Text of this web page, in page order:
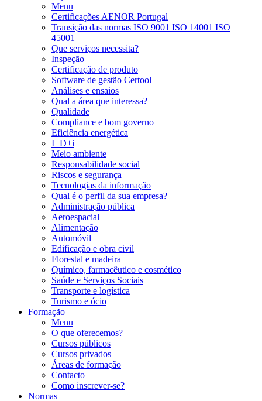
Menu
Certificações AENOR Portugal
Transição das normas ISO 9001 ISO 14001 ISO
45001
Que serviços necessita?
Inspeção
Certificação de produto
Software de gestão Certool
Análises e ensaios
Qual a área que interessa?
Qualidade
Compliance e bom governo
Eficiência energética
I+D+i
Meio ambiente
Responsabilidade social
Riscos e segurança
Tecnologias da informação
Qual é o perfil da sua empresa?
Administração pública
Aeroespacial
Alimentação
Automóvil
Edificação e obra civil
Florestal e madeira
Químico, farmacêutico e cosmético
Saúde e Serviços Sociais
Transporte e logística
Turismo e ócio
Formação
Menu
O que oferecemos?
Cursos públicos
Cursos privados
Áreas de formação
Contacto
Como inscrever-se?
Normas